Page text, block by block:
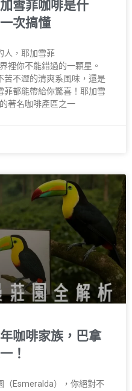
雪菲咖啡是什
次搞懂
人，耶加雪菲
裡你不能錯過的一顆星。
苦不澀的清爽系風味，還是
菲都能帶給你驚喜！耶加雪
著名咖啡產區之一
咖啡家族，巴拿
！
（Esmeralda），你絕對不